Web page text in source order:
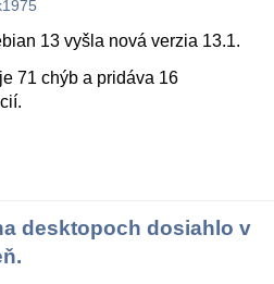
13 vyšla nová verzia 13.1.
71 chýb a pridáva 16
desktopoch dosiahlo v